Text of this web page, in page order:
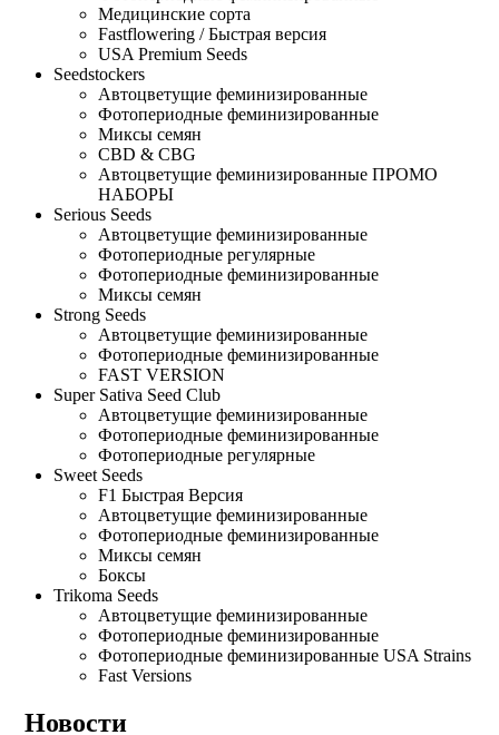
Медицинские сорта
Fastflowering / Быстрая версия
USA Premium Seeds
Seedstockers
Автоцветущие феминизированные
Фотопериодные феминизированные
Миксы семян
CBD & CBG
Автоцветущие феминизированные ПРОМО
НАБОРЫ
Serious Seeds
Автоцветущие феминизированные
Фотопериодные регулярные
Фотопериодные феминизированные
Миксы семян
Strong Seeds
Автоцветущие феминизированные
Фотопериодные феминизированные
FAST VERSION
Super Sativa Seed Club
Автоцветущие феминизированные
Фотопериодные феминизированные
Фотопериодные регулярные
Sweet Seeds
F1 Быстрая Версия
Автоцветущие феминизированные
Фотопериодные феминизированные
Миксы семян
Боксы
Trikoma Seeds
Автоцветущие феминизированные
Фотопериодные феминизированные
Фотопериодные феминизированные USA Strains
Fast Versions
Новости